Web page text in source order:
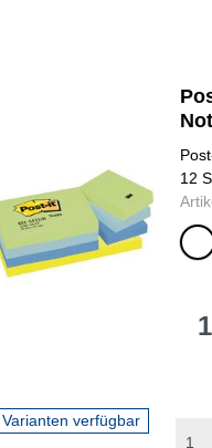
12
3 x
Varianten verfügbar